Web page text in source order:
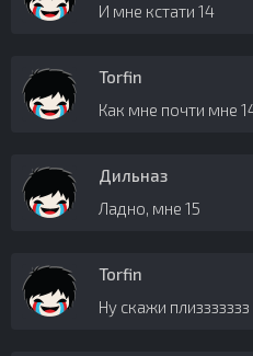
И мне кстати 14
Torfin
Как мне почти мне
Дильназ
Ладно, мне 15
Torfin
Ну скажи плиззззззз